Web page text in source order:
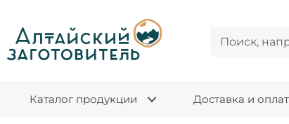
Каталог продукции Доставка и